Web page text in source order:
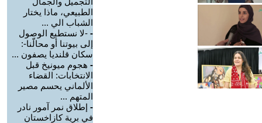
الطبيعي، ماذا يختار
الشباب الي ...
- -لا نستطيع الوصول
إلى بيوتنا أو محالّنا-:
سكان قلنديا يصفون ...
- هجوم ميونيخ قبل
الانتخابات: القضاء
الألماني يحسم مصير
المتهم ...
- إطلاق نمر آمور نادر
في برية كازاخستان